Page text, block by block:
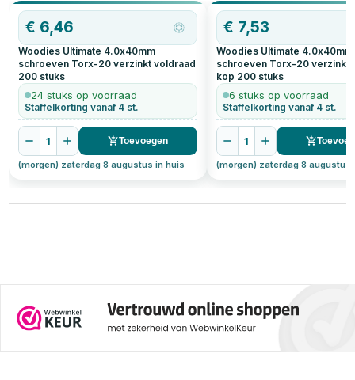
€ 6,46
Woodies Ultimate 4.0x40mm
schroeven Torx-20 verzinkt voldraad
200 stuks
24 stuks op voorraad
Staffelkorting vanaf 4 st.
1 Toevoegen
(morgen) zaterdag 8 augustus in huis
€ 7,53
Woodies Ultimate 4.0x40mm
schroeven Torx-20 verzinkt
kop 200 stuks
6 stuks op voorraad
Staffelkorting vanaf 4 st.
1
(morgen) zaterdag 8 augustus